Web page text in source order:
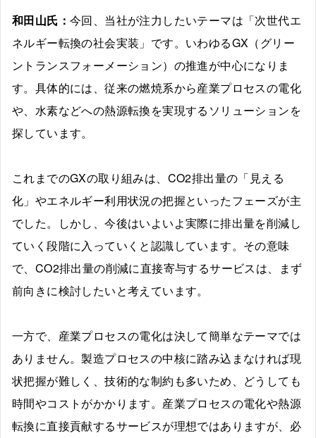
和田山氏： 今回、当社が注力したいテーマは「次世代エ
ネルギー転換の社会実装」です。いわゆるGX（グリー
ントランスフォーメーション）の推進が中心になりま
す。具体的には、従来の燃焼系から産業プロセスの電化
や、水素などへの熱源転換を実現するソリューションを
探しています。
これまでのGXの取り組みは、CO2排出量の「見える
化」やエネルギー利用状況の把握といったフェーズが主
でした。しかし、今後はいよいよ実際に排出量を削減し
ていく段階に入っていくと認識しています。その意味
で、CO2排出量の削減に直接寄与するサービスは、まず
前向きに検討したいと考えています。
一方で、産業プロセスの電化は決して簡単なテーマでは
ありません。製造プロセスの中核に踏み込まなければ現
状把握が難しく、技術的な制約も多いため、どうしても
時間やコストがかかります。産業プロセスの電化や熱源
転換に直接貢献するサービスが理想ではありますが、必